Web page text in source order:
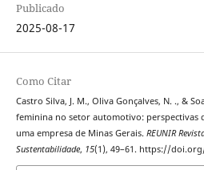
Publicado
2025-08-17
Como Citar
Castro Silva, J. M., Oliva Gonçalves, N. ., &
feminina no setor automotivo: perspectivas
uma empresa de Minas Gerais. REUNIR
Sustentabilidade, 15(1), 49–61. https://